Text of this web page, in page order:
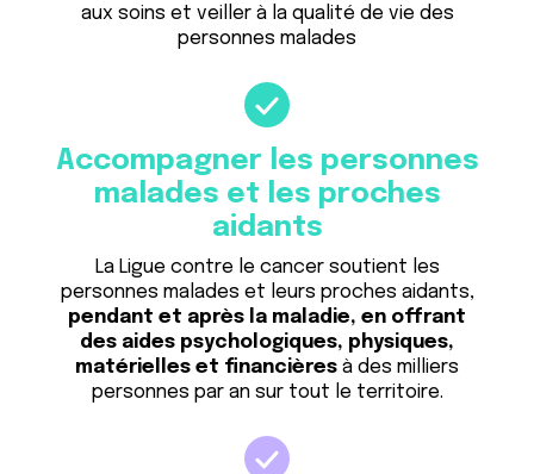
aux soins et veiller à la qualité de vie des
personnes malades
Accompagner les personnes
malades et les proches
aidants
La Ligue contre le cancer soutient les
personnes malades et leurs proches aidants,
pendant et après la maladie, en offrant
des aides psychologiques, physiques,
matérielles et financières à des milliers
personnes par an sur tout le territoire.